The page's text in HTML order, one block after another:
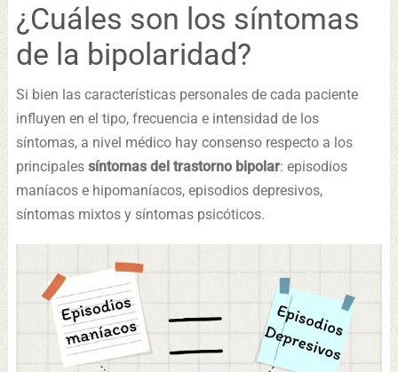
¿Cuáles son los síntomas
de la bipolaridad?
Si bien las características personales de cada paciente
influyen en el tipo, frecuencia e intensidad de los
síntomas, a nivel médico hay consenso respecto a los
principales síntomas del trastorno bipolar: episodios
maníacos e hipomaníacos, episodios depresivos,
síntomas mixtos y síntomas psicóticos.